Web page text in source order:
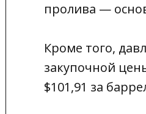
пролива —
Кроме того,
закупочной
$101,91 за